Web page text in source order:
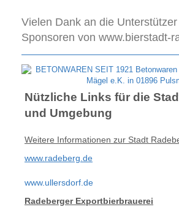
Vielen Dank an die Unterstützer
Sponsoren von www.bierstadt-
Nützliche Links für die
und Umgebung
Weitere Informationen zur Stadt
www.radeberg.de
www.ullersdorf.de
Radeberger Exportbierbrauerei